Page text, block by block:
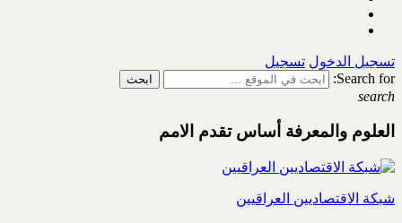
تسجيل الدخول تسجيل
Search for:
search
العلوم والمعرفة أساس تقدم الامم
شبكة الاقتصاديين العراقيين